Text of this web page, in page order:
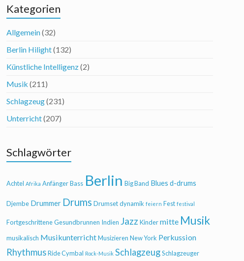
Kategorien
Allgemein(32)
Berlin Hilight(132)
Künstliche Intelligenz(2)
Musik (211)
Schlagzeug(231)
Unterricht(207)
Schlagwörter
Achtel Afrika AnfängerBass Berlin Big Band Blues d-drums
Djembe Drummer Drums Drumsetdynamik feiern Fest festival
FortgeschritteneGesundbrunnen Indien Jazz Kindermitte Musik
musikalisch MusikunterrichtMusizieren New York Perkussion
RhythmusRide Cymbal Rock-Musik SchlagzeugSchlagzeuger